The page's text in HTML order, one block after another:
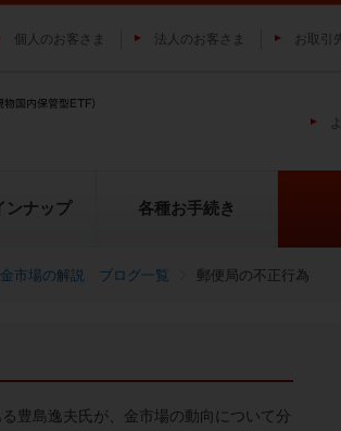
市場の解説 ブログ一覧 郵便局の不正行為
豊島逸夫氏が、金市場の動向について分
個人のお客さま 法人のお客さま お取引
ンナップ 各種お手続き